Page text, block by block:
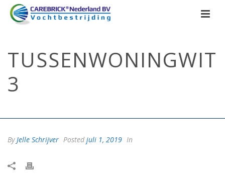
TUSSENWONINGWIT
3
ByJelle Schrijver Posted juli 1, 2019 In